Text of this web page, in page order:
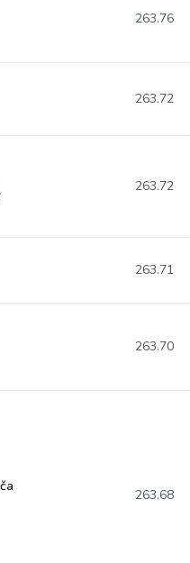
263.76
263.72
263.72
263.71
263.70
263.68